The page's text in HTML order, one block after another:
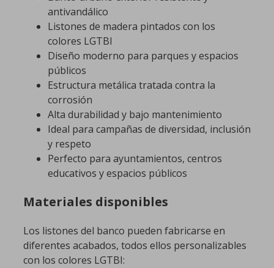
antivandálico
Listones de madera pintados con los
colores LGTBI
Diseño moderno para parques y espacios
públicos
Estructura metálica tratada contra la
corrosión
Alta durabilidad y bajo mantenimiento
Ideal para campañas de diversidad, inclusión
y respeto
Perfecto para ayuntamientos, centros
educativos y espacios públicos
Materiales disponibles
Los listones del banco pueden fabricarse en
diferentes acabados, todos ellos personalizables
con los colores LGTBI: